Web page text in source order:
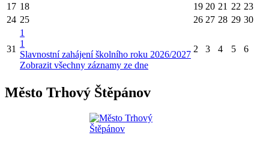
17 18 19 20 21 22 23
24 25 26 27 28 29 30
31
1
1
Slavnostní zahájení školního roku 2026/2027
Zobrazit všechny záznamy ze dne
2 3 4 5 6
Město Trhový Štěpánov